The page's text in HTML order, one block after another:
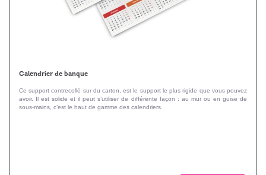
Calendrier de banque
Ce support contrecollé sur du carton, est le support le plus rigide que vous pouvez
avoir. Il est solide et il peut s’utiliser de différente façon : au mur ou en guise de
sous-mains, c’est le haut de gamme des calendriers.